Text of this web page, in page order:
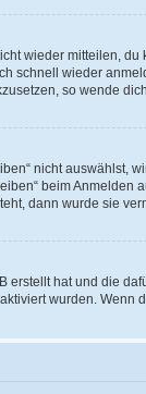
wieder mitteilen,
schnell wieder
so wende
nicht
beim
dann wurde sie
erstellt hat und die
wurden.